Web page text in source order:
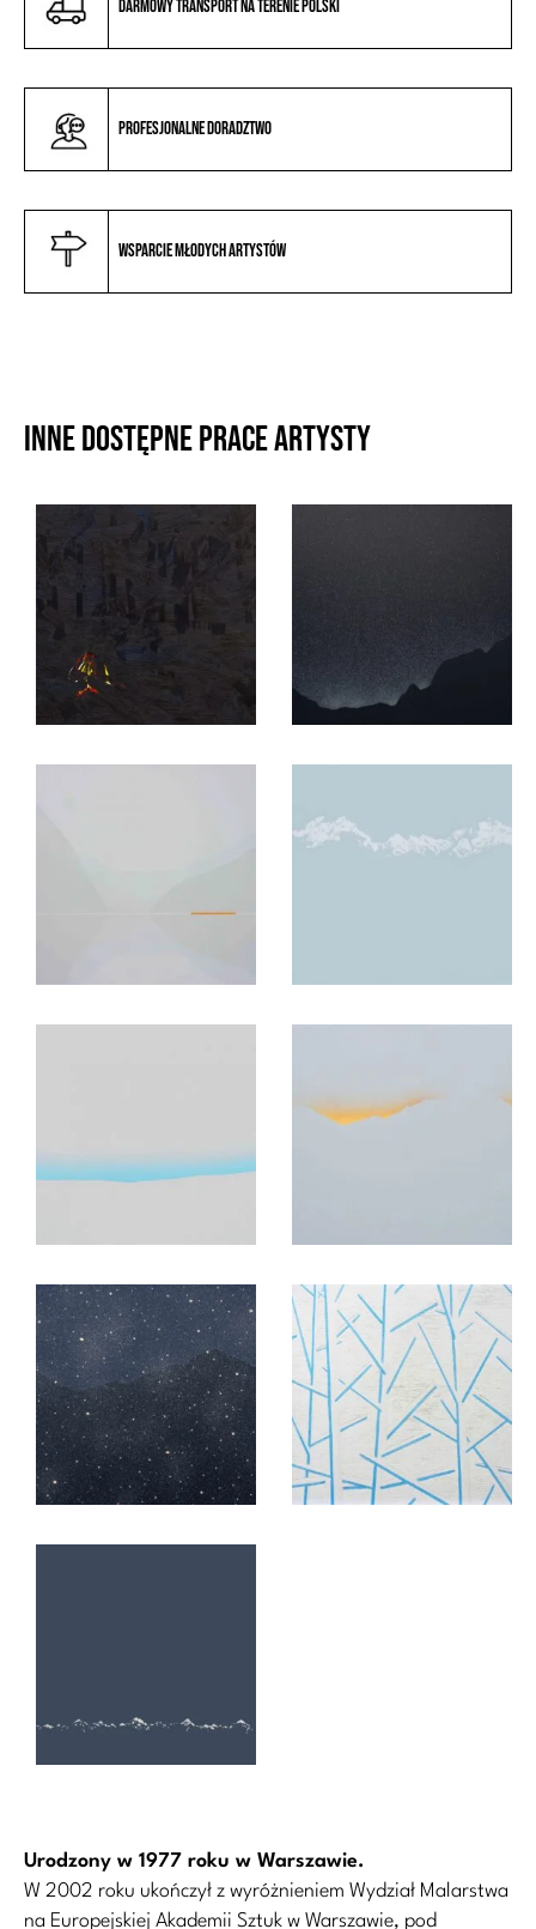
Darmowy transport na terenie Polski
Profesjonalne doradztwo
Wsparcie młodych artystów
Inne dostępne prace artysty
Urodzony w 1977 roku w Warszawie.
W 2002 roku ukończył z wyróżnieniem Wydział Malarstwa
na Europejskiej Akademii Sztuk w Warszawie, pod